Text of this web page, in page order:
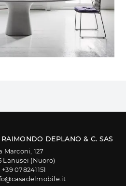
DEPLANO & C. SAS
Marconi, 127
Lanusei (Nuoro)
+39 078241151